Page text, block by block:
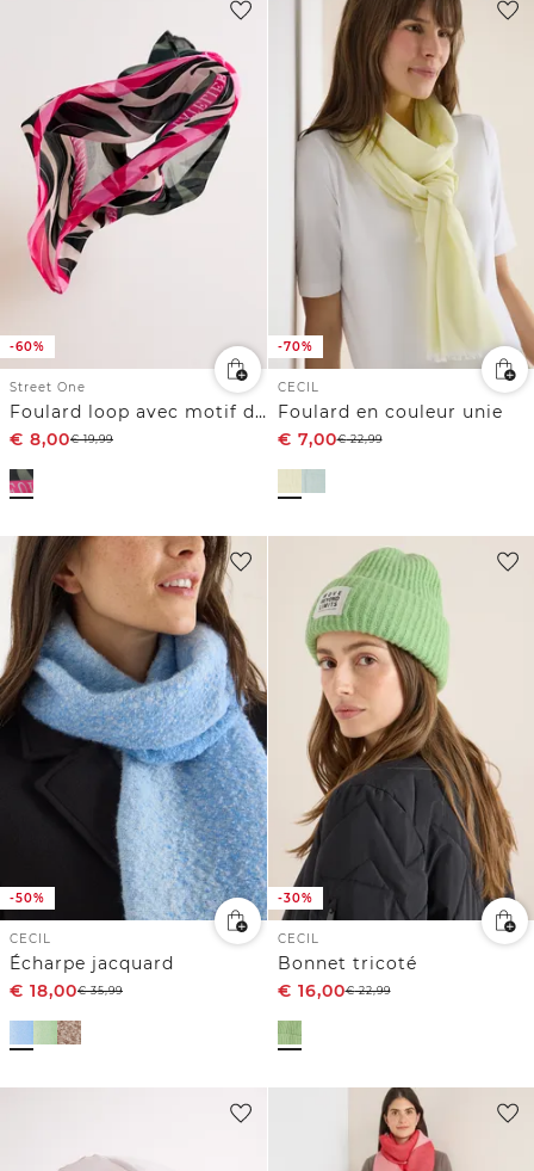
-60%
Street One
Foulard loop avec motif de feuilles
€ 8,00€19,99
-70%
CECIL
Foulard en couleur unie
€ 7,00€22,99
-50%
CECIL
Écharpe jacquard
€ 18,00€35,99
-30%
CECIL
Bonnet tricoté
€ 16,00€22,99